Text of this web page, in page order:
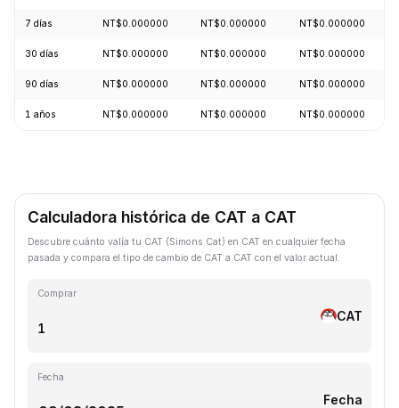
7 días NT$0.000000 NT$0.000000 NT$0.000000
30 días NT$0.000000 NT$0.000000 NT$0.000000
90 días NT$0.000000 NT$0.000000 NT$0.000000
1 años NT$0.000000 NT$0.000000 NT$0.000000
Calculadora histórica de CAT a CAT
Descubre cuánto valía tu CAT (Simons Cat) en CAT en cualquier fecha
pasada y compara el tipo de cambio de CAT a CAT con el valor actual.
Comprar
CAT
Fecha
Fecha